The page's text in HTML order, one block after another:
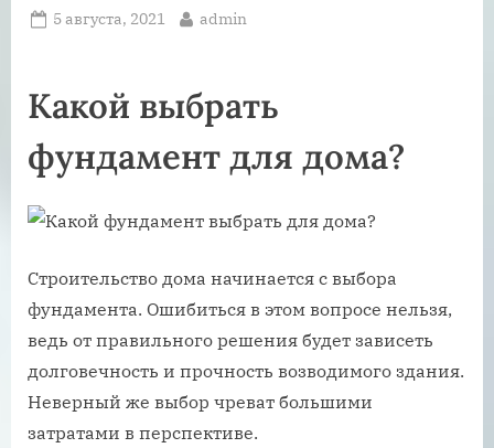
Posted
5 августа, 2021 By
admin
Какой выбрать
фундамент для дома?
Строительство дома начинается с выбора
фундамента. Ошибиться в этом вопросе нельзя,
ведь от правильного решения будет зависеть
долговечность и прочность возводимого здания.
Неверный же выбор чреват большими
затратами в перспективе.